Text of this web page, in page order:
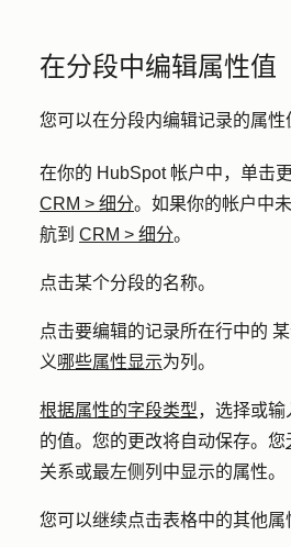
在分段中编辑属性值
您可以在分段内编辑记录的属性
在你的 HubSpot 帐户中，单击
CRM > 细分。如果你的帐户中
航到 CRM > 细分。
点击某个分段的名称。
点击要编辑的记录所在行中的
义 哪些属性显示为列。
根据属性的字段类型，选择或
的值。您的更改将自动保存。您
关系或最左侧列中显示的属性。
您可以继续点击表格中的其他属